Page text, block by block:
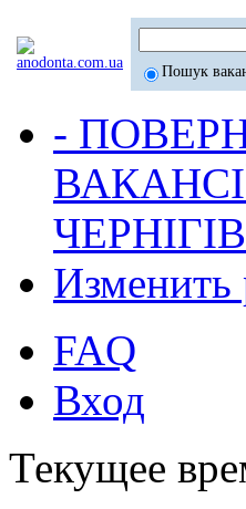
Пошук
-
Изменить
FAQ
Вход
Текущее